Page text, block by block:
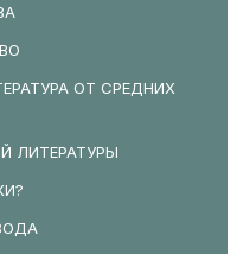
ОТ СРЕДНИХ
ЛИТЕРАТУРЫ